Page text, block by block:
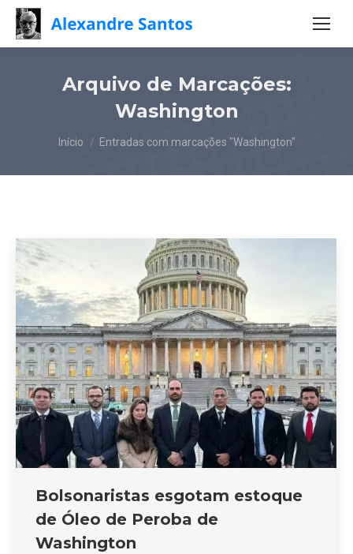
Arquivo de Marcações:
Washington
Você está aqui:
Início Entradas com marcações "Washington"
Bolsonaristas esgotam estoque
de Óleo de Peroba de
Washington